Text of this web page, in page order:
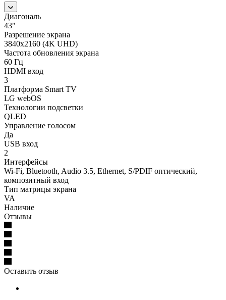
Диагональ
43"
Разрешение экрана
3840x2160 (4K UHD)
Частота обновления экрана
60 Гц
HDMI вход
3
Платформа Smart TV
LG webOS
Технологии подсветки
QLED
Управление голосом
Да
USB вход
2
Интерфейсы
Wi-Fi, Bluetooth, Audio 3.5, Ethernet, S/PDIF оптический,
композитный вход
Тип матрицы экрана
VA
Наличие
Отзывы
Оставить отзыв